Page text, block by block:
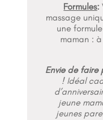
Formules:
massage
une
maman :
Envie de faire
! Idéal
jeune
jeunes